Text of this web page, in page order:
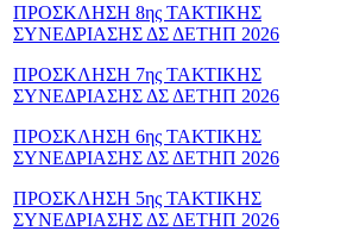
ΠΡΟΣΚΛΗΣΗ 8ης ΤΑΚΤΙΚΗΣ
ΣΥΝΕΔΡΙΑΣΗΣ ΔΣ ΔΕΤΗΠ 2026
ΠΡΟΣΚΛΗΣΗ 7ης ΤΑΚΤΙΚΗΣ
ΣΥΝΕΔΡΙΑΣΗΣ ΔΣ ΔΕΤΗΠ 2026
ΠΡΟΣΚΛΗΣΗ 6ης ΤΑΚΤΙΚΗΣ
ΣΥΝΕΔΡΙΑΣΗΣ ΔΣ ΔΕΤΗΠ 2026
ΠΡΟΣΚΛΗΣΗ 5ης ΤΑΚΤΙΚΗΣ
ΣΥΝΕΔΡΙΑΣΗΣ ΔΣ ΔΕΤΗΠ 2026